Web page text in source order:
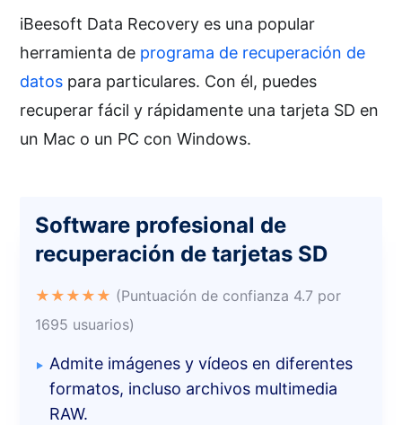
iBeesoft Data Recovery es una popular
herramienta de programa de recuperación de
datos para particulares. Con él, puedes
recuperar fácil y rápidamente una tarjeta SD en
un Mac o un PC con Windows.
Software profesional de
recuperación de tarjetas SD
★★★★★ (Puntuación de confianza 4.7 por
1695 usuarios)
Admite imágenes y vídeos en diferentes
formatos, incluso archivos multimedia
RAW.